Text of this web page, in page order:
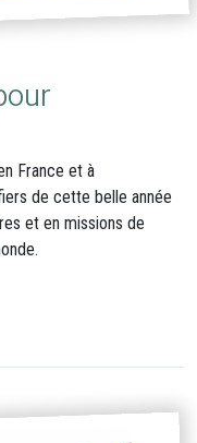
France et à
de cette belle année
et en missions de